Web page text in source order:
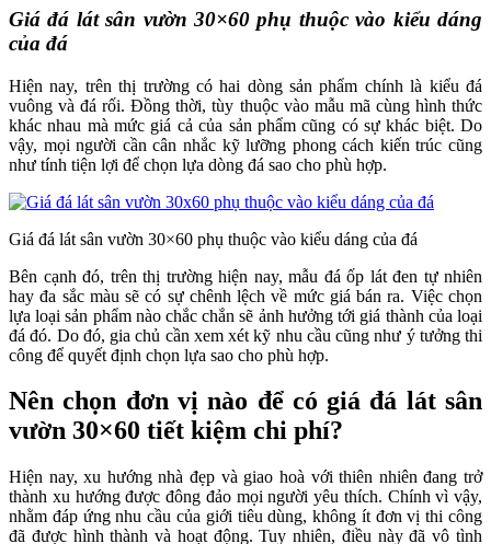
Giá đá lát sân vườn 30×60 phụ thuộc vào kiểu dáng
của đá
Hiện nay, trên thị trường có hai dòng sản phẩm chính là kiểu đá
vuông và đá rối. Đồng thời, tùy thuộc vào mẫu mã cùng hình thức
khác nhau mà mức giá cả của sản phẩm cũng có sự khác biệt. Do
vậy, mọi người cần cân nhắc kỹ lưỡng phong cách kiến trúc cũng
như tính tiện lợi để chọn lựa dòng đá sao cho phù hợp.
Giá đá lát sân vườn 30×60 phụ thuộc vào kiểu dáng của đá
Bên cạnh đó, trên thị trường hiện nay, mẫu đá ốp lát đen tự nhiên
hay đa sắc màu sẽ có sự chênh lệch về mức giá bán ra. Việc chọn
lựa loại sản phẩm nào chắc chắn sẽ ảnh hưởng tới giá thành của loại
đá đó. Do đó, gia chủ cần xem xét kỹ nhu cầu cũng như ý tưởng thi
công để quyết định chọn lựa sao cho phù hợp.
Nên chọn đơn vị nào để có giá đá lát sân
vườn 30×60 tiết kiệm chi phí?
Hiện nay, xu hướng nhà đẹp và giao hoà với thiên nhiên đang trở
thành xu hướng được đông đảo mọi người yêu thích. Chính vì vậy,
nhằm đáp ứng nhu cầu của giới tiêu dùng, không ít đơn vị thi công
đã được hình thành và hoạt động. Tuy nhiên, điều này đã vô tình